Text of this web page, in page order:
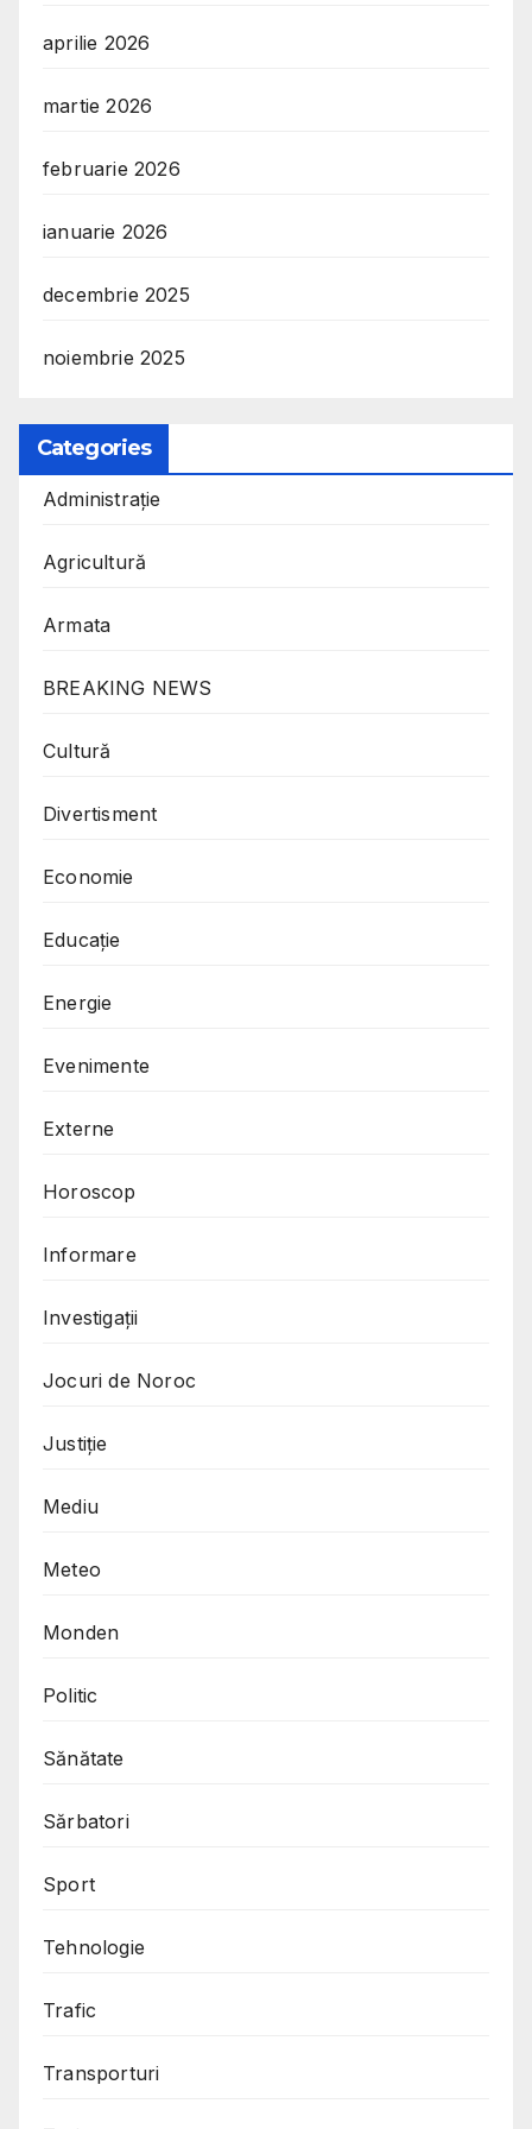
aprilie 2026
martie 2026
februarie 2026
ianuarie 2026
decembrie 2025
noiembrie 2025
Categories
Administrație
Agricultură
Armata
BREAKING NEWS
Cultură
Divertisment
Economie
Educație
Energie
Evenimente
Externe
Horoscop
Informare
Investigații
Jocuri de Noroc
Justiție
Mediu
Meteo
Monden
Politic
Sănătate
Sărbatori
Sport
Tehnologie
Trafic
Transporturi